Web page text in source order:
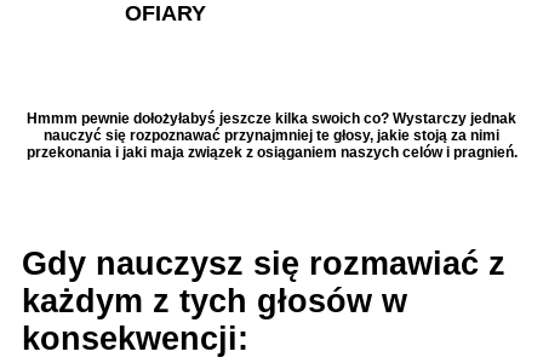
OFIARY
Hmmm pewnie dołożyłabyś jeszcze kilka swoich co? Wystarczy jednak
nauczyć się rozpoznawać przynajmniej te głosy, jakie stoją za nimi
przekonania i jaki maja związek z osiąganiem naszych celów i pragnień.
Gdy nauczysz się rozmawiać z
każdym z tych głosów w
konsekwencji: